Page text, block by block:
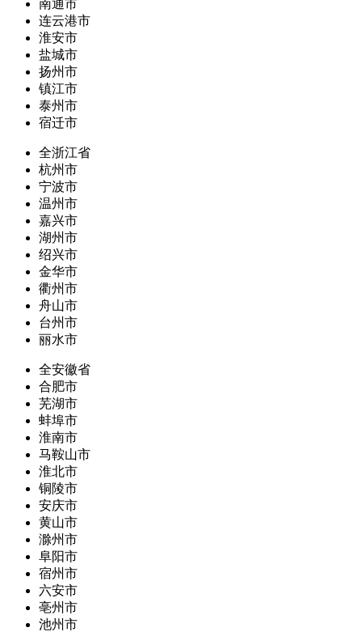
南通市
连云港市
淮安市
盐城市
扬州市
镇江市
泰州市
宿迁市
全浙江省
杭州市
宁波市
温州市
嘉兴市
湖州市
绍兴市
金华市
衢州市
舟山市
台州市
丽水市
全安徽省
合肥市
芜湖市
蚌埠市
淮南市
马鞍山市
淮北市
铜陵市
安庆市
黄山市
滁州市
阜阳市
宿州市
六安市
亳州市
池州市